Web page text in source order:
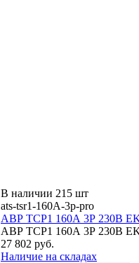
В наличии 215 шт
ats-tsr1-160A-3p-pro
АВР ТСР1 160А 3Р 230В
АВР ТСР1 160А 3Р 230В
27 802 руб.
Наличие на складах